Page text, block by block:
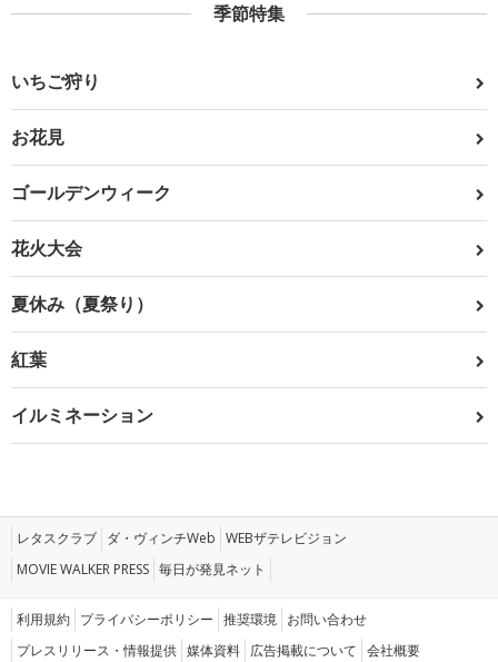
季節特集
いちご狩り
お花見
ゴールデンウィーク
花火大会
夏休み（夏祭り）
紅葉
イルミネーション
レタスクラブ ダ・ヴィンチWeb WEBザテレビジョン
MOVIE WALKER PRESS 毎日が発見ネット
利用規約 プライバシーポリシー 推奨環境 お問い合わせ
プレスリリース・情報提供 媒体資料 広告掲載について 会社概要